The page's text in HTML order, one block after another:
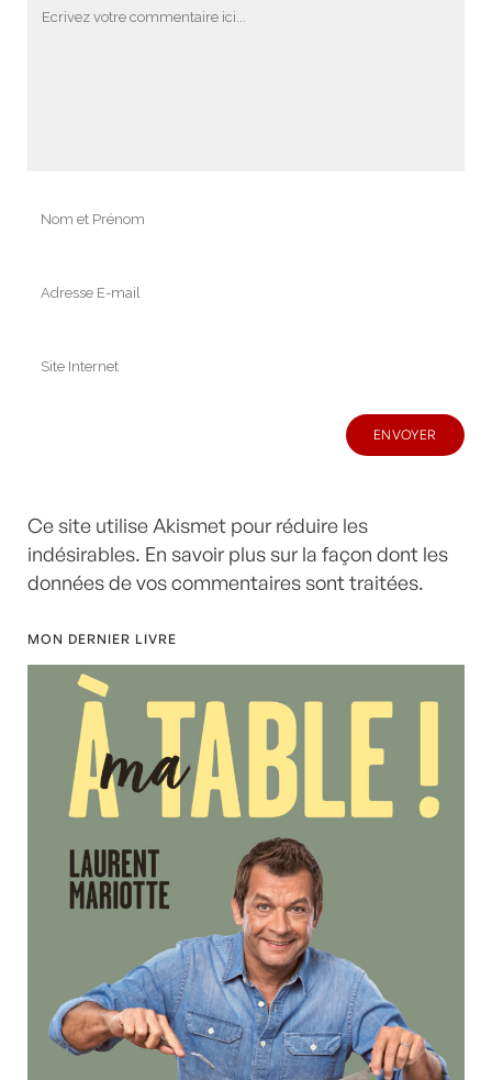
Ce site utilise Akismet pour réduire les
indésirables. En savoir plus sur la façon dont les
données de vos commentaires sont traitées.
MON DERNIER LIVRE